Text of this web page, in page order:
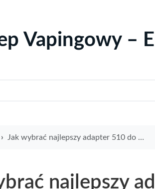
Vapingowy –
Jak wybrać najlepszy adapter 510 do e papierosa – poradnik dla użytkowników
najlepszy